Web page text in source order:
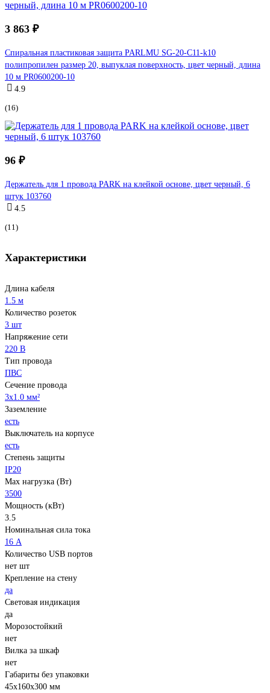
3 863 ₽
Спиральная пластиковая защита PARLMU SG-20-C11-k10
полипропилен размер 20, выпуклая поверхность, цвет черный, длина
10 м PR0600200-10
4.9
(16)
96 ₽
Держатель для 1 провода PARK на клейкой основе, цвет черный, 6
штук 103760
4.5
(11)
Характеристики
Длина кабеля
1.5 м
Количество розеток
3 шт
Напряжение сети
220 В
Тип провода
ПВС
Сечение провода
3х1.0 мм²
Заземление
есть
Выключатель на корпусе
есть
Степень защиты
IP20
Max нагрузка (Вт)
3500
Мощность (кВт)
3.5
Номинальная сила тока
16 А
Количество USB портов
нет шт
Крепление на стену
да
Световая индикация
да
Морозостойкий
нет
Вилка за шкаф
нет
Габариты без упаковки
45х160х300 мм